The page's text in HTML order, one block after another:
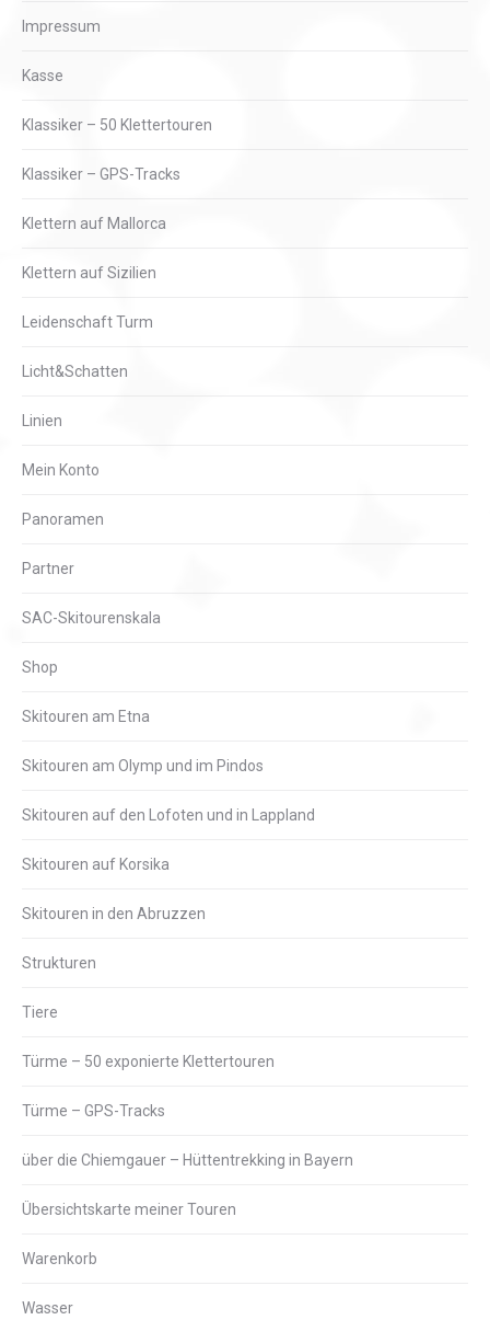
Impressum
Kasse
Klassiker – 50 Klettertouren
Klassiker – GPS-Tracks
Klettern auf Mallorca
Klettern auf Sizilien
Leidenschaft Turm
Licht&Schatten
Linien
Mein Konto
Panoramen
Partner
SAC-Skitourenskala
Shop
Skitouren am Etna
Skitouren am Olymp und im Pindos
Skitouren auf den Lofoten und in Lappland
Skitouren auf Korsika
Skitouren in den Abruzzen
Strukturen
Tiere
Türme – 50 exponierte Klettertouren
Türme – GPS-Tracks
über die Chiemgauer – Hüttentrekking in Bayern
Übersichtskarte meiner Touren
Warenkorb
Wasser